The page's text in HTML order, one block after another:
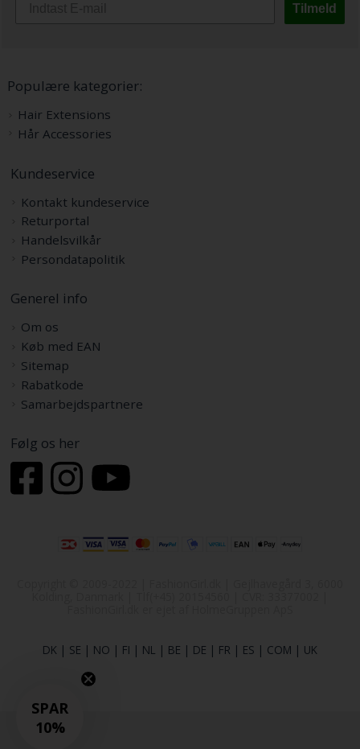
Tilmeld
Populære kategorier:
Hair Extensions
Hår Accessories
Kundeservice
Kontakt kundeservice
Returportal
Handelsvilkår
Persondatapolitik
Generel info
Om os
Køb med EAN
Sitemap
Rabatkode
Samarbejdspartnere
Følg os her
DK | SE | NO | FI | NL | BE | DE | FR | ES | COM | UK
SPAR
10%